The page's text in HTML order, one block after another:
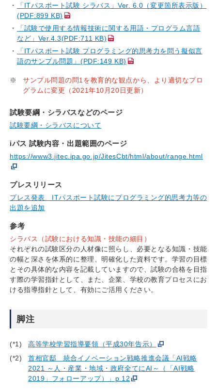
「ITパスポート試験 シラバス」Ver. 6.0（変更箇所表示版）
(PDF:899 KB)
「試験で使用する情報技術に関する用語・プログラム言語
など」Ver.4.3(PDF:711 KB)
「ITパスポート試験 プログラミング的思考力を問う擬似言
語のサンプル問題」(PDF:149 KB)
※
サンプル問題の問1を教育的な観点から、より適切なプロ
グラムに変更（2021年10月20日更新）
試験要綱・シラバスなどのページ
試験要綱・シラバスについて
iパス 試験内容・出題範囲のページ
https://www3.jitec.ipa.go.jp/JitesCbt/html/about/range.html
プレスリリース
プレス発表 ITパスポート試験にプログラミング的思考力等の
出題を追加
参考
シラバス（試験における知識・技能の細目）
それぞれの試験区分の人材像に照らし、必要となる知識・技能
の幅と深さを体系的に整理、明確化した資料です。学習の目標
とその具体的な内容を記載していますので、試験の合格を目指
す際の学習指針として、また、企業、学校の教育プロセスにお
ける指導指針として、有効にご活用ください。
脚注
(*1)
高等学校学習指導要領（平成30年告示）
(*2)
首相官邸 統合イノベーション戦略推進会議「AI戦略
2021 ～人・産業・地域・政府全てにAI～（「AI戦略
2019」フォローアップ）」p.12